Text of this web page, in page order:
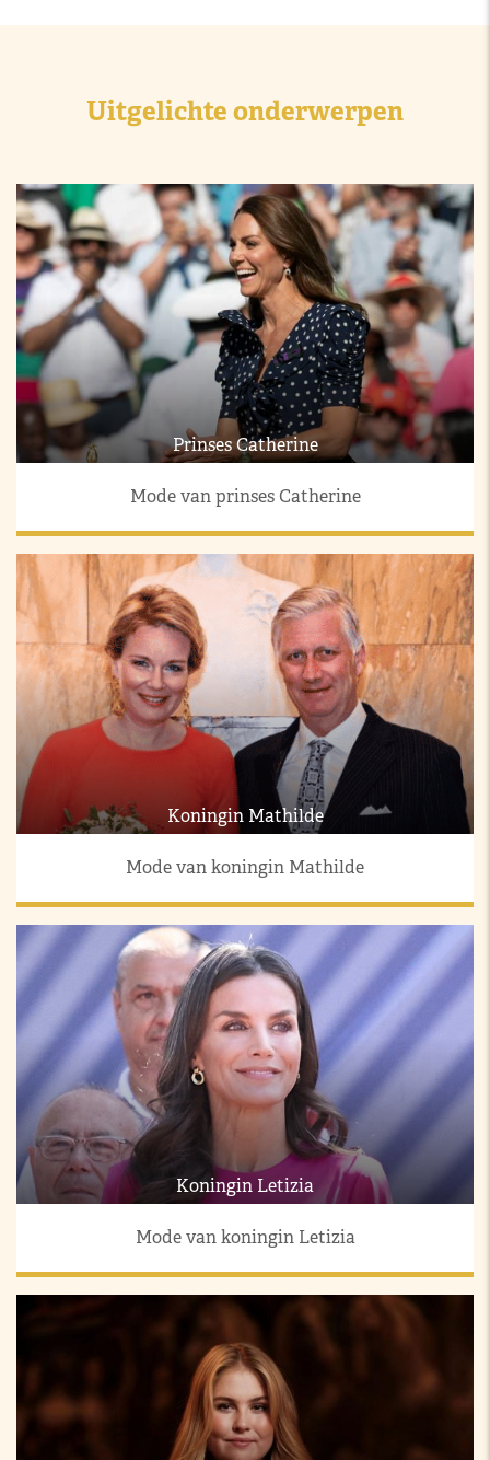
Uitgelichte onderwerpen
Prinses Catherine
Mode van prinses Catherine
Koningin Mathilde
Mode van koningin Mathilde
Koningin Letizia
Mode van koningin Letizia